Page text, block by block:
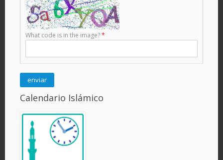
What code is in the image?*
Calendario Islámico